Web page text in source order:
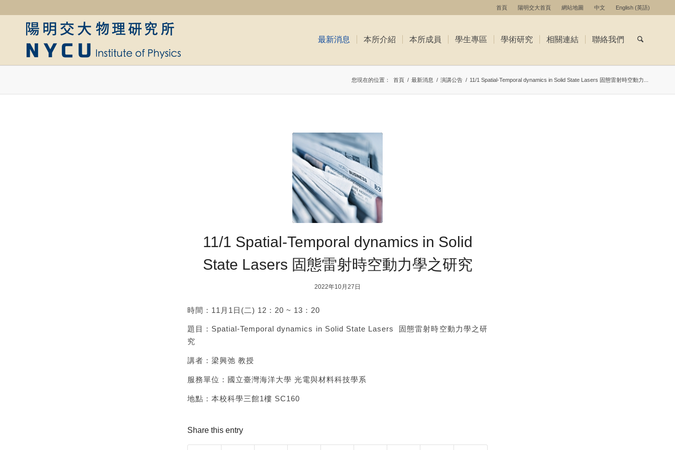
首頁 陽明交大首頁 網站地圖 中文 English (英語)
最新消息 本所介紹 本所成員 學生專區 學術研究 相關連結 聯絡我們
您現在的位置： 首頁 / 最新消息 / 演講公告 / 11/1 Spatial-Temporal dynamics in Solid State Lasers 固態雷射時空動力...
11/1 Spatial-Temporal dynamics in Solid
State Lasers 固態雷射時空動力學之研究
2022年10月27日
時間：11月1日(二) 12：20 ~ 13：20
題目：Spatial-Temporal dynamics in Solid State Lasers 固態雷射時空動力學之研
究
講者：梁興弛 教授
服務單位：國立臺灣海洋大學 光電與材料科技學系
地點：本校科學三館1樓 SC160
Share this entry